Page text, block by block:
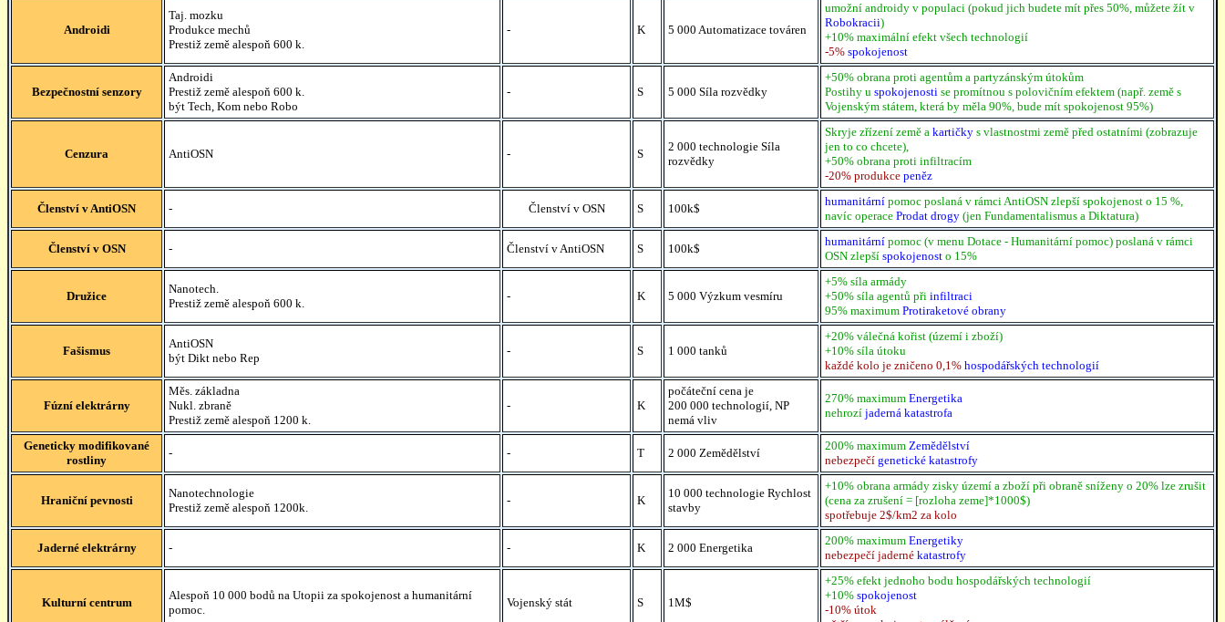
Androidi
Taj. mozku
Produkce mechů
Prestiž země alespoň 600 k.
- K 5 000 Automatizace továren
umožní androidy v populaci (pokud jich budete mít přes 50%, můžete žít v
Robokracii)
+10% maximální efekt všech technologií
-5% spokojenost
Bezpečnostní senzory
Androidi
Prestiž země alespoň 600 k.
být Tech, Kom nebo Robo
- S 5 000 Síla rozvědky
+50% obrana proti agentům a partyzánským útokům
Postihy u spokojenosti se promítnou s polovičním efektem (např. země s
Vojenským státem, která by měla 90%, bude mít spokojenost 95%)
Cenzura AntiOSN - S
2 000 technologie Síla
rozvědky
Skryje zřízení země a kartičky s vlastnostmi země před ostatními (zobrazuje
jen to co chcete),
+50% obrana proti infiltracím
-20% produkce peněz
Členství v AntiOSN - Členství v OSN S 100k$
humanitární pomoc poslaná v rámci AntiOSN zlepší spokojenost o 15 %,
navíc operace Prodat drogy (jen Fundamentalismus a Diktatura)
Členství v OSN - Členství v AntiOSN S 100k$
humanitární pomoc (v menu Dotace - Humanitární pomoc) poslaná v rámci
OSN zlepší spokojenost o 15%
Družice
Nanotech.
Prestiž země alespoň 600 k.
- K 5 000 Výzkum vesmíru
+5% síla armády
+50% síla agentů při infiltraci
95% maximum Protiraketové obrany
Fašismus
AntiOSN
být Dikt nebo Rep
- S 1 000 tanků
+20% válečná kořist (území i zboží)
+10% síla útoku
každé kolo je zničeno 0,1% hospodářských technologií
Fúzní elektrárny
Měs. základna
Nukl. zbraně
Prestiž země alespoň 1200 k.
- K
počáteční cena je
200 000 technologií, NP
nemá vliv
270% maximum Energetika
nehrozí jaderná katastrofa
Geneticky modifikované
rostliny
- - T 2 000 Zemědělství
200% maximum Zemědělství
nebezpečí genetické katastrofy
Hraniční pevnosti
Nanotechnologie
Prestiž země alespoň 1200k.
- K
10 000 technologie Rychlost
stavby
+10% obrana armády zisky území a zboží při obraně sníženy o 20% lze zrušit
(cena za zrušení = [rozloha zeme]*1000$)
spotřebuje 2$/km2 za kolo
Jaderné elektrárny - - K 2 000 Energetika
200% maximum Energetiky
nebezpečí jaderné katastrofy
Kulturní centrum
Alespoň 10 000 bodů na Utopii za spokojenost a humanitární
pomoc.
Vojenský stát S 1M$
+25% efekt jednoho bodu hospodářských technologií
+10% spokojenost
-10% útok